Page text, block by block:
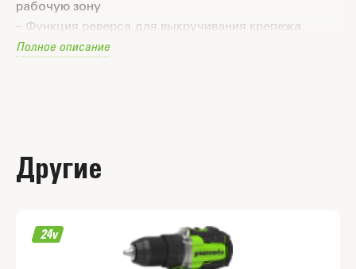
рабочую зону
– Функция реверса для выкручивания крепежа
– Поставляется в пластиковом кейсе
Полное описание
Другие